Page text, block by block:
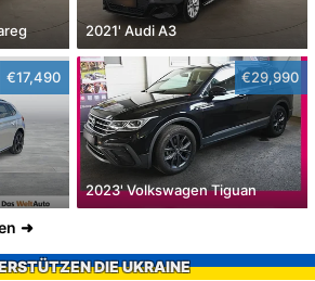
2021' Audi A3
€17,490 €29,990
2023' Volkswagen Tiguan
DIE UKRAINE